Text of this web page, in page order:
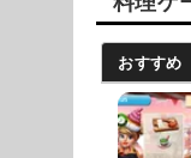
おすすめ